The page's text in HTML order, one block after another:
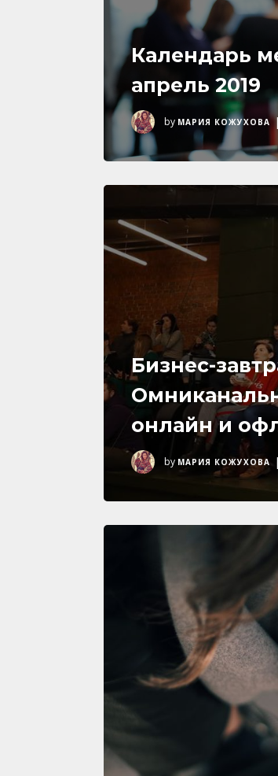
Календарь
апрель 2019
by МАРИЯ КОЖУХОВА |
Бизнес-
онлайн и
by МАРИЯ КОЖУХОВА |